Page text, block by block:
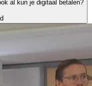
al kun je digitaal betalen?